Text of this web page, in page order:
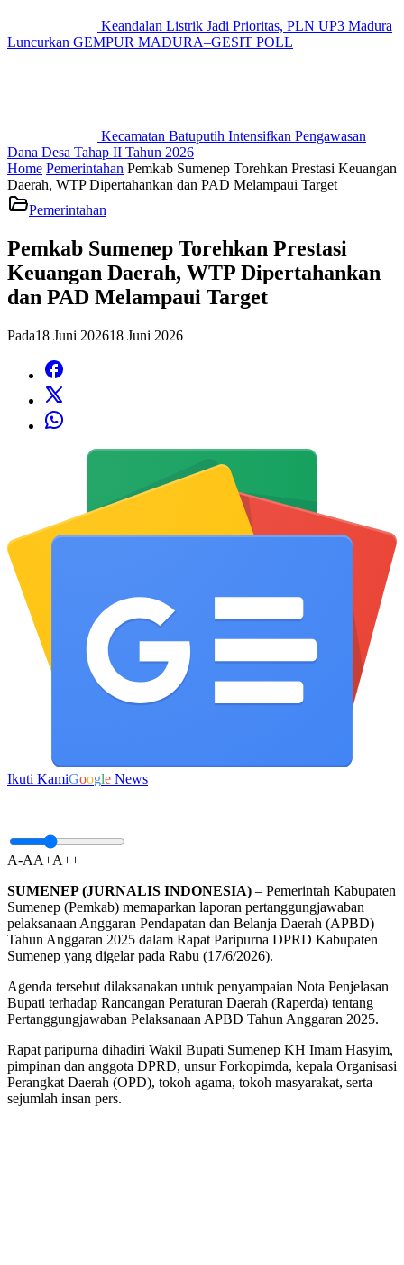
Keandalan Listrik Jadi Prioritas, PLN UP3 Madura
Luncurkan GEMPUR MADURA–GESIT POLL
Kecamatan Batuputih Intensifkan Pengawasan
Dana Desa Tahap II Tahun 2026
Home Pemerintahan Pemkab Sumenep Torehkan Prestasi Keuangan
Daerah, WTP Dipertahankan dan PAD Melampaui Target
Pemerintahan
Pemkab Sumenep Torehkan Prestasi
Keuangan Daerah, WTP Dipertahankan
dan PAD Melampaui Target
Pada18 Juni 202618 Juni 2026
Ikuti KamiGoogle News
A-AA+A++
SUMENEP (JURNALIS INDONESIA) – Pemerintah Kabupaten
Sumenep (Pemkab) memaparkan laporan pertanggungjawaban
pelaksanaan Anggaran Pendapatan dan Belanja Daerah (APBD)
Tahun Anggaran 2025 dalam Rapat Paripurna DPRD Kabupaten
Sumenep yang digelar pada Rabu (17/6/2026).
Agenda tersebut dilaksanakan untuk penyampaian Nota Penjelasan
Bupati terhadap Rancangan Peraturan Daerah (Raperda) tentang
Pertanggungjawaban Pelaksanaan APBD Tahun Anggaran 2025.
Rapat paripurna dihadiri Wakil Bupati Sumenep KH Imam Hasyim,
pimpinan dan anggota DPRD, unsur Forkopimda, kepala Organisasi
Perangkat Daerah (OPD), tokoh agama, tokoh masyarakat, serta
sejumlah insan pers.